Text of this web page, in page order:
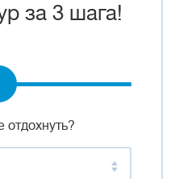
за 3 шага!
отдохнуть?